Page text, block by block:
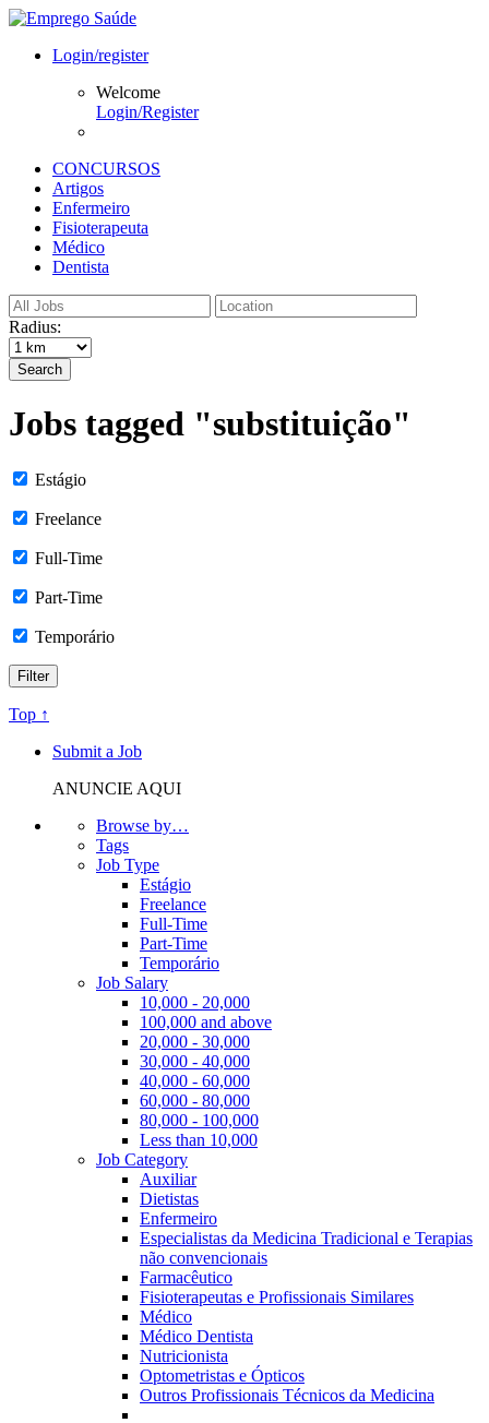
Login/register
Welcome
Login/Register
CONCURSOS
Artigos
Enfermeiro
Fisioterapeuta
Médico
Dentista
Radius:
Search
Jobs tagged "substituição"
Estágio
Freelance
Full-Time
Part-Time
Temporário
Top ↑
Submit a Job
ANUNCIE AQUI
Browse by…
Tags
Job Type
Estágio
Freelance
Full-Time
Part-Time
Temporário
Job Salary
10,000 - 20,000
100,000 and above
20,000 - 30,000
30,000 - 40,000
40,000 - 60,000
60,000 - 80,000
80,000 - 100,000
Less than 10,000
Job Category
Auxiliar
Dietistas
Enfermeiro
Especialistas da Medicina Tradicional e Terapias
não convencionais
Farmacêutico
Fisioterapeutas e Profissionais Similares
Médico
Médico Dentista
Nutricionista
Optometristas e Ópticos
Outros Profissionais Técnicos da Medicina